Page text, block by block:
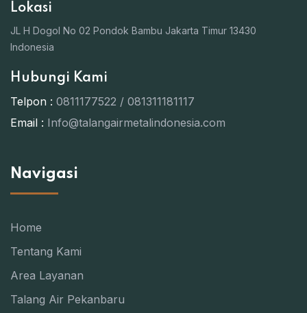
Lokasi
JL H Dogol No 02 Pondok Bambu Jakarta Timur 13430
Indonesia
Hubungi Kami
Telpon : 0811177522 / 081311181117
Email : Info@talangairmetalindonesia.com
Navigasi
Home
Tentang Kami
Area Layanan
Talang Air Pekanbaru